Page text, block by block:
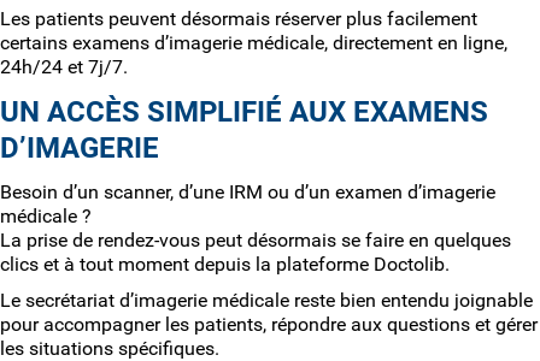
Les patients peuvent désormais réserver plus facilement
certains examens d’imagerie médicale, directement en ligne,
24h/24 et 7j/7.
UN ACCÈS SIMPLIFIÉ AUX EXAMENS
D’IMAGERIE
Besoin d’un scanner, d’une IRM ou d’un examen d’imagerie
médicale ?
La prise de rendez-vous peut désormais se faire en quelques
clics et à tout moment depuis la plateforme Doctolib.
Le secrétariat d’imagerie médicale reste bien entendu joignable
pour accompagner les patients, répondre aux questions et gérer
les situations spécifiques.